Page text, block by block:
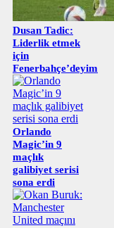
Dusan Tadic:
Liderlik etmek
için
Fenerbahçe’deyim
Orlando
Magic’in 9
maçlık
galibiyet serisi
sona erdi